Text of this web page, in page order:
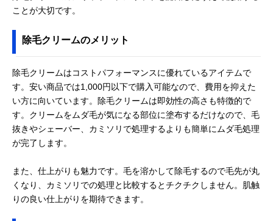
ことが大切です。
除毛クリームのメリット
除毛クリームはコストパフォーマンスに優れているアイテムで
す。安い商品では1,000円以下で購入可能なので、費用を抑えた
い方に向いています。除毛クリームは即効性の高さも特徴的で
す。クリームをムダ毛が気になる部位に塗布するだけなので、毛
抜きやシェーバー、カミソリで処理するよりも簡単にムダ毛処理
が完了します。
また、仕上がりも魅力です。毛を溶かして除毛するので毛先が丸
くなり、カミソリでの処理と比較するとチクチクしません。肌触
りの良い仕上がりを期待できます。